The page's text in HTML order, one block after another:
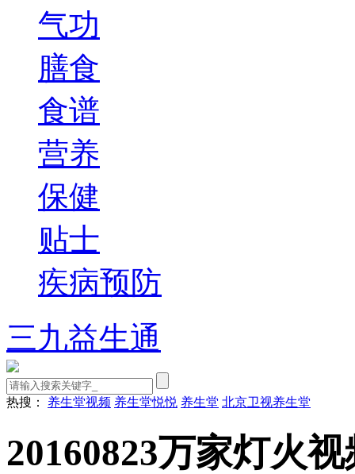
气功
膳食
食谱
营养
保健
贴士
疾病预防
三九益生通
热搜： 养生堂视频 养生堂悦悦 养生堂 北京卫视养生堂
20160823万家灯火